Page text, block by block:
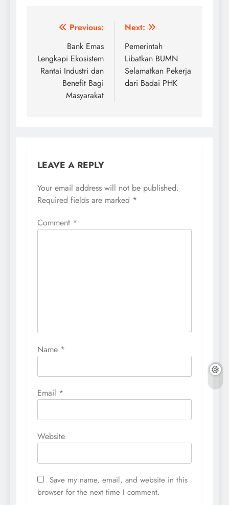
Post
navigation
Previous:
Bank Emas
Lengkapi Ekosistem
Rantai Industri dan
Benefit Bagi
Masyarakat
Next:
Pemerintah
Libatkan BUMN
Selamatkan Pekerja
dari Badai PHK
LEAVE A REPLY
Your email address will not be published.
Required fields are marked *
Comment *
Name *
Email *
Website
Save my name, email, and website in this
browser for the next time I comment.